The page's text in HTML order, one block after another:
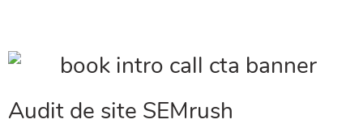
Audit de site SEMrush